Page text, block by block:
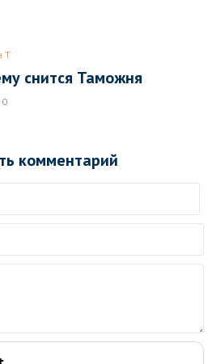
Т
снится Таможня
0
комментарий